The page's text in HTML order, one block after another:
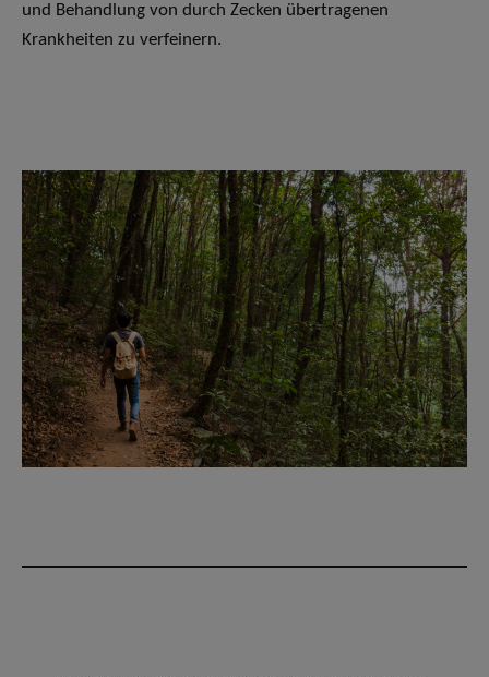
und Behandlung von durch Zecken übertragenen
Krankheiten zu verfeinern.